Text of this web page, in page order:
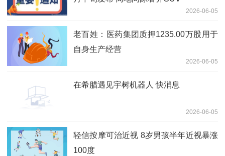
2026-06-05
老百姓：医药集团质押1235.00万股用于
自身生产经营
2026-06-05
在希腊遇见宇树机器人 快消息
2026-06-05
轻信按摩可治近视 8岁男孩半年近视暴涨
100度